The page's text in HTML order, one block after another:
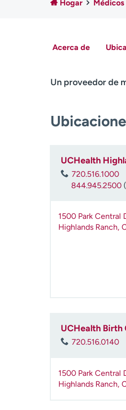
Hogar Médicos
Acerca de
Un proveedor de
UCHealth
720.516.1000
844.945.2500
1500 Park Central
Highlands Ranch,
UCHealth Birth
720.516.0140
1500 Park Central
Highlands Ranch,